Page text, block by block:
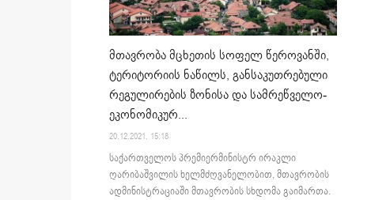
მთავრობა მცხეთის სოფელ წეროვანში,
ტერიტორიის ნაწილს, განსაკუთრებული
რეგულირების ზონისა და სამრეწველო-
ეკონომიკურ...
20.12.2021. 15:18
საქართველოს პრემიერმინისტრ ირაკლი
ღარიბაშვილის ხელმძღვანელობით, მთავრობის
ადმინისტრაციაში მთავრობის სხდომა გაიმართა.